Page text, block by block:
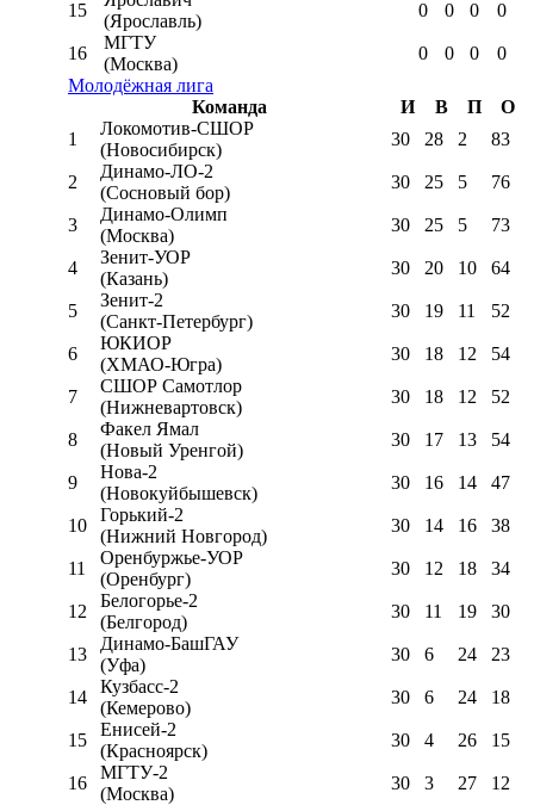
15
(Ярославль)
0 0 0 0
16
МГТУ
(Москва)
0 0 0
0
Молодёжная лига
Команда
И В П
О
1
Локомотив-CШОР
(Новосибирск)
30 28 2 83
2
Динамо-ЛО-2
(Сосновый бор)
30 25 5 76
3
Динамо-Олимп
(Москва)
30 25 5 73
4
Зенит-УОР
(Казань)
30 20 10 64
5
Зенит-2
(Санкт-Петербург)
30 19 11 52
6
ЮКИОР
(ХМАО-Югра)
30 18 12 54
7
СШОР Самотлор
(Нижневартовск)
30 18 12 52
8
Факел Ямал
(Новый Уренгой)
30 17 13 54
9
Нова-2
(Новокуйбышевск)
30 16 14 47
10
Горький-2
(Нижний Новгород)
30 14 16 38
11
Оренбуржье-УОР
(Оренбург)
30 12 18 34
12
Белогорье-2
(Белгород)
30 11 19 30
13
Динамо-БашГАУ
(Уфа)
30 6 24 23
14
Кузбасс-2
(Кемерово)
30 6 24 18
15
Енисей-2
(Красноярск)
30 4 26 15
16
МГТУ-2
(Москва)
30 3 27 12